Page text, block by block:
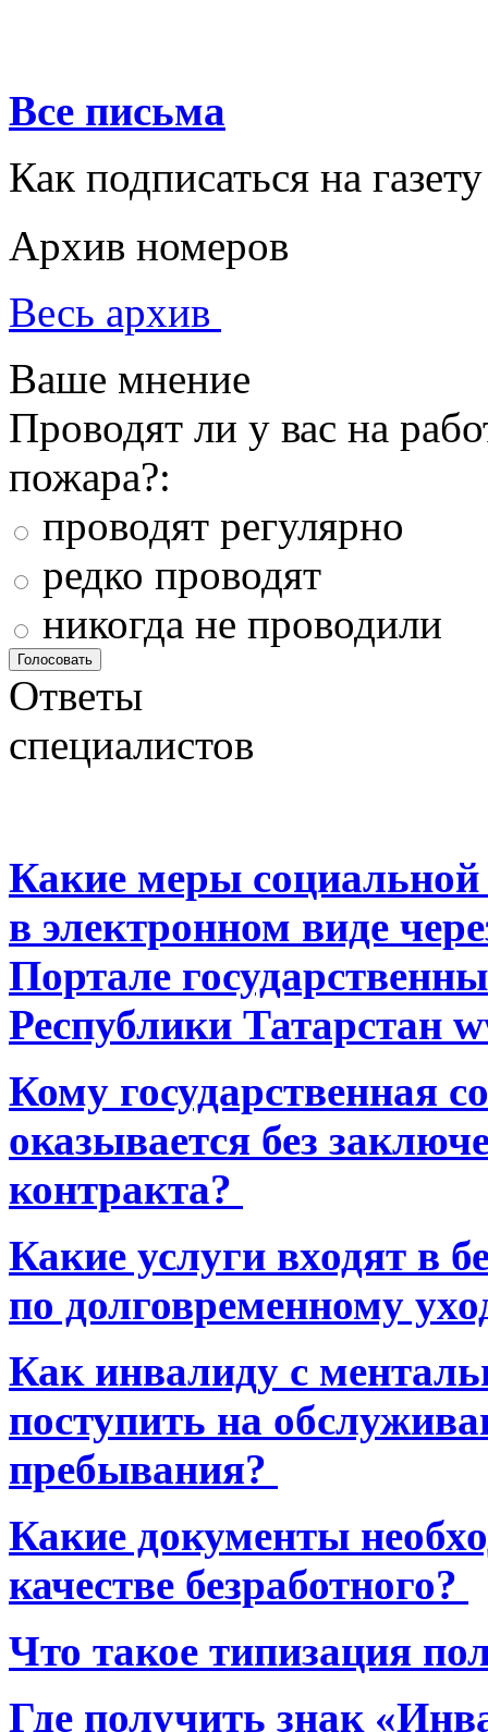
Все письма
Как подписаться на газету
Архив номеров
Весь архив
Ваше мнение
Проводят ли у вас на
пожара?:
проводят регулярно
редко проводят
никогда не проводили
Ответы
специалистов
Какие меры
в электронном виде
Портале
Республики Татарстан
Кому государственная
оказывается без
контракта?
Какие услуги входят в
по долговременному
Как инвалиду с
поступить на
пребывания?
Какие документы
качестве безработного?
Что такое типизация
Где получить знак